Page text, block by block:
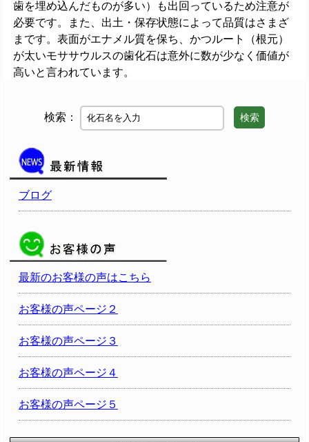
歯を埋め込んだものが多い）も出回っているため注意が
必要です。また、出土・保存状態によって品質はさまざ
まです。表面がエナメル質を保ち、かつルート（根元）
が太いモササウルスの歯化石は意外に数が少なく価値が
高いと言われています。
検索： 検索
ブログ
最新のお客様の声はこちら
お客様の声ページ２
お客様の声ページ３
お客様の声ページ４
お客様の声ページ５